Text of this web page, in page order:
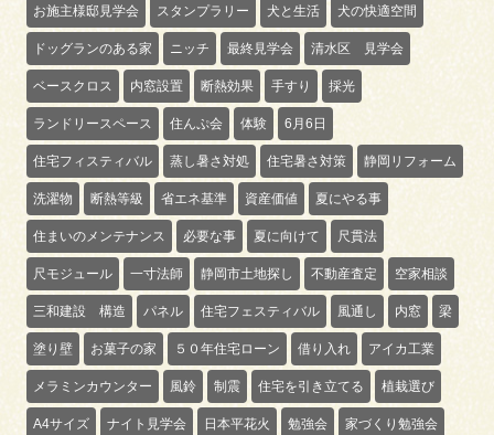
お施主様邸見学会 スタンプラリー 犬と生活 犬の快適空間
ドッグランのある家 ニッチ 最終見学会 清水区 見学会
ベースクロス 内窓設置 断熱効果 手すり 採光
ランドリースペース 住んぷ会 体験 6月6日
住宅フィスティバル 蒸し暑さ対処 住宅暑さ対策 静岡リフォーム
洗濯物 断熱等級 省エネ基準 資産価値 夏にやる事
住まいのメンテナンス 必要な事 夏に向けて 尺貫法
尺モジュール 一寸法師 静岡市土地探し 不動産査定 空家相談
三和建設 構造 パネル 住宅フェスティバル 風通し 内窓 梁
塗り壁 お菓子の家 ５０年住宅ローン 借り入れ アイカ工業
メラミンカウンター 風鈴 制震 住宅を引き立てる 植栽選び
A4サイズ ナイト見学会 日本平花火 勉強会 家づくり勉強会